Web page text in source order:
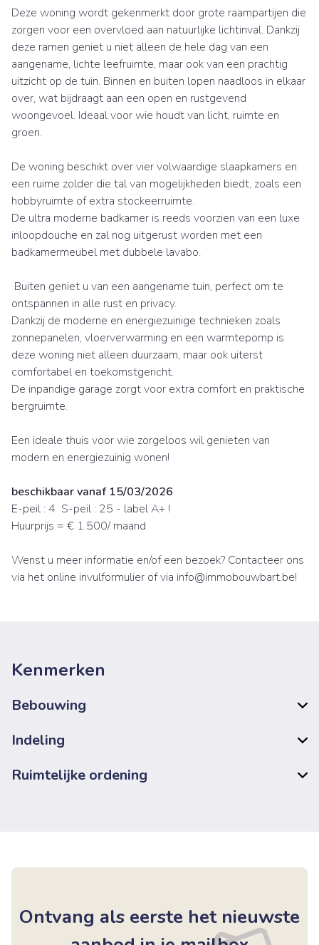
Deze woning wordt gekenmerkt door grote raampartijen die
zorgen voor een overvloed aan natuurlijke lichtinval. Dankzij
deze ramen geniet u niet alleen de hele dag van een
aangename, lichte leefruimte, maar ook van een prachtig
uitzicht op de tuin. Binnen en buiten lopen naadloos in elkaar
over, wat bijdraagt aan een open en rustgevend
woongevoel. Ideaal voor wie houdt van licht, ruimte en
groen.
De woning beschikt over vier volwaardige slaapkamers en
een ruime zolder die tal van mogelijkheden biedt, zoals een
hobbyruimte of extra stockeerruimte.
De ultra moderne badkamer is reeds voorzien van een luxe
inloopdouche en zal nog uitgerust worden met een
badkamermeubel met dubbele lavabo.
Buiten geniet u van een aangename tuin, perfect om te
ontspannen in alle rust en privacy.
Dankzij de moderne en energiezuinige technieken zoals
zonnepanelen, vloerverwarming en een warmtepomp is
deze woning niet alleen duurzaam, maar ook uiterst
comfortabel en toekomstgericht.
De inpandige garage zorgt voor extra comfort en praktische
bergruimte.
Een ideale thuis voor wie zorgeloos wil genieten van
modern en energiezuinig wonen!
beschikbaar vanaf 15/03/2026
E-peil : 4 S-peil : 25 - label A+ !
Huurprijs = € 1.500/ maand
Wenst u meer informatie en/of een bezoek? Contacteer ons
via het online invulformulier of via info@immobouwbart.be!
Kenmerken
Bebouwing
Indeling
Ruimtelijke ordening
Ontvang als eerste het nieuwste